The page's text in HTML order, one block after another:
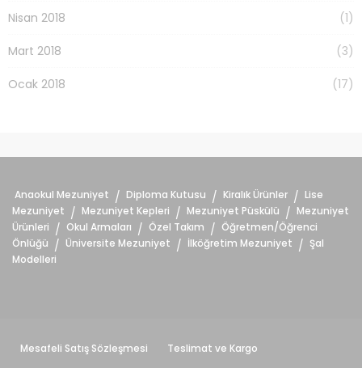
Nisan 2018 (1)
Mart 2018 (3)
Ocak 2018 (17)
Anaokul Mezuniyet / Diploma Kutusu / Kiralık Ürünler / Lise
Mezuniyet / Mezuniyet Kepleri / Mezuniyet Püskülü / Mezuniyet
Ürünleri / Okul Armaları / Özel Takım / Öğretmen/Öğrenci
Önlüğü / Üniversite Mezuniyet / İlköğretim Mezuniyet / Şal
Modelleri
Mesafeli Satış Sözleşmesi Teslimat ve Kargo